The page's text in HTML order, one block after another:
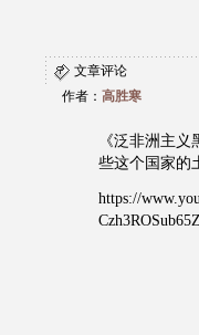
文章评论
作者： 高胜寒
《泛非洲主
些这个国家的
https://